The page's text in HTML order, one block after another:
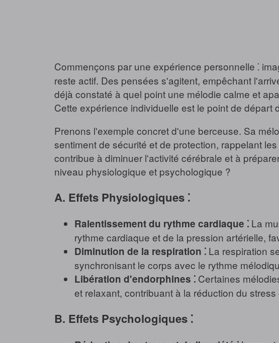
Commençons par une expérience personnelle ⁚
reste actif. Des pensées s'agitent, empêchant
déjà constaté à quel point une mélodie calme et
Cette expérience individuelle est le point de départ
Prenons l'exemple concret d'une berceuse. Sa
sentiment de sécurité et de protection, rappelant
contribue à diminuer l'activité cérébrale et à
niveau physiologique et psychologique ?
A. Effets Physiologiques ⁚
Ralentissement du rythme cardiaque ⁚La
rythme cardiaque et de la pression artérielle,
Diminution de la respiration ⁚La respiration
synchronisant le corps avec le rythme
Libération d'endorphines ⁚Certaines
et relaxant, contribuant à la réduction du
B. Effets Psychologiques ⁚